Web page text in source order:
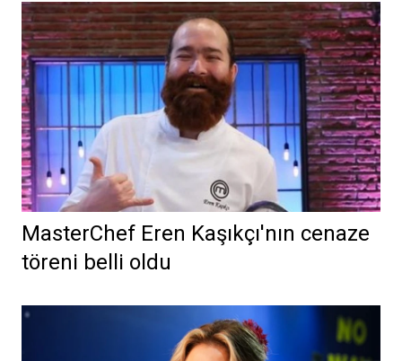
MasterChef Eren Kaşıkçı'nın cenaze
töreni belli oldu